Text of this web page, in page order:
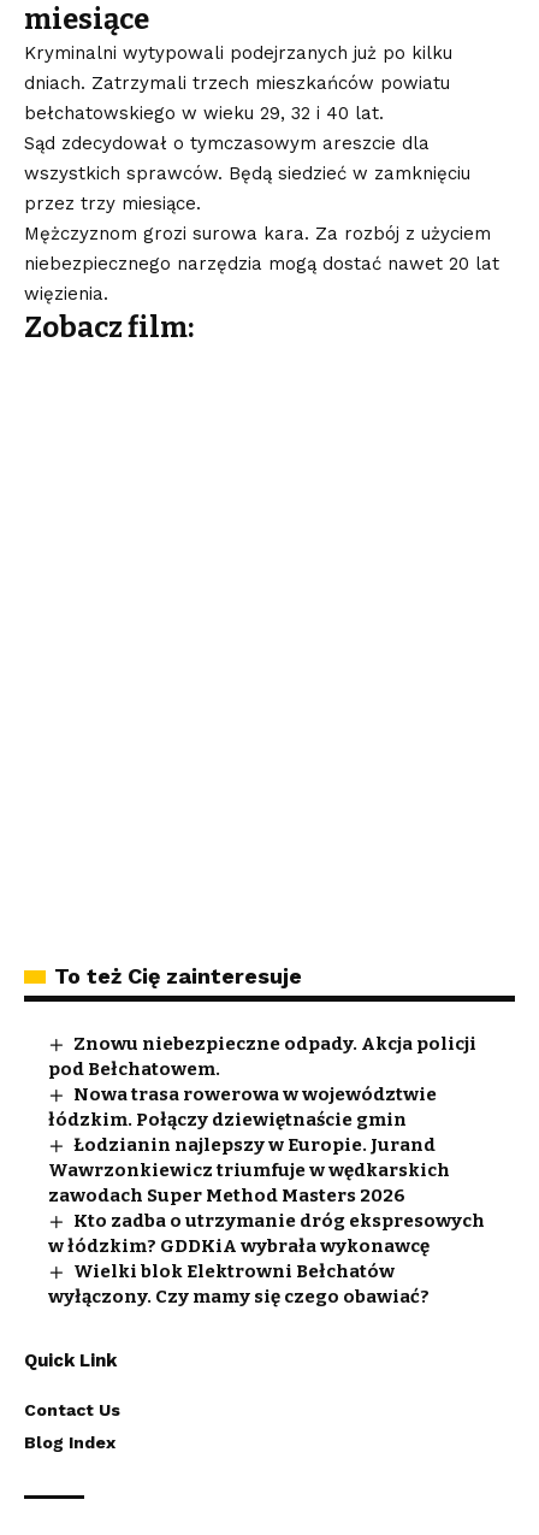
miesiące
Kryminalni wytypowali podejrzanych już po kilku
dniach. Zatrzymali trzech mieszkańców powiatu
bełchatowskiego w wieku 29, 32 i 40 lat.
Sąd zdecydował o tymczasowym areszcie dla
wszystkich sprawców. Będą siedzieć w zamknięciu
przez trzy miesiące.
Mężczyznom grozi surowa kara. Za rozbój z użyciem
niebezpiecznego narzędzia mogą dostać nawet 20 lat
więzienia.
Zobacz film:
To też Cię zainteresuje
Znowu niebezpieczne odpady. Akcja policji
pod Bełchatowem.
Nowa trasa rowerowa w województwie
łódzkim. Połączy dziewiętnaście gmin
Łodzianin najlepszy w Europie. Jurand
Wawrzonkiewicz triumfuje w wędkarskich
zawodach Super Method Masters 2026
Kto zadba o utrzymanie dróg ekspresowych
w łódzkim? GDDKiA wybrała wykonawcę
Wielki blok Elektrowni Bełchatów
wyłączony. Czy mamy się czego obawiać?
Quick Link
Contact Us
Blog Index